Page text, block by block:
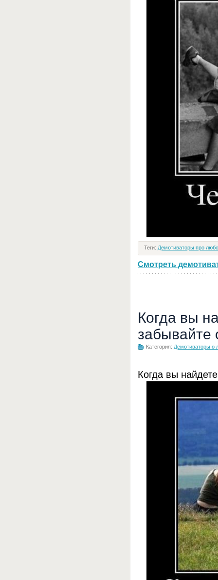
Теги: Демотиваторы про
Смотреть
Когда вы
забывайте
Категория: Демотиваторы о
Когда вы